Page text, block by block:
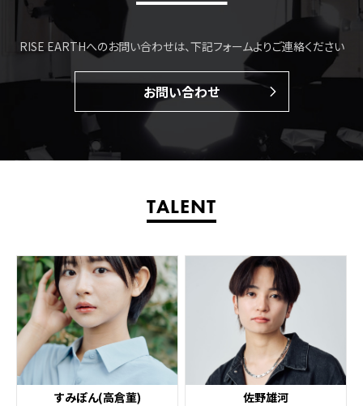
RISE EARTHへのお問い合わせは、下記フォームよりご連絡ください
お問い合わせ
TALENT
すみぽん(高倉菫) 佐野雄河